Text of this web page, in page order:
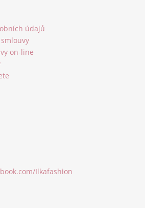
údajů
on-line
Ilkafashion